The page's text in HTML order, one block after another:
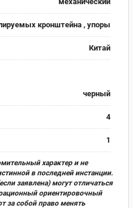
кронштейна , упоры
Китай
черный
4
1
характер и не
в последней инстанции.
заявлена) могут отличаться
ориентировочный
за собой право менять